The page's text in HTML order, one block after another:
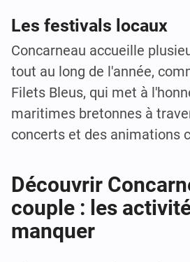
Les festivals locaux
Concarneau accueille
tout au long de l'année,
Filets Bleus, qui met à
maritimes bretonnes à
concerts et des animations
Découvrir
couple : les
manquer